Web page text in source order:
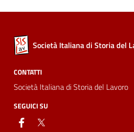
Società Italiana di Storia del
CONTATTI
Società Italiana di Storia del Lavoro
SEGUICI SU
facebook